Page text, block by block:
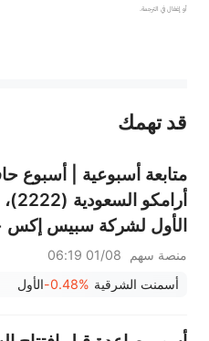
أو إغفال في الترجمة.
عند الضرورة، يرجى استشارة مستشار استثمار محترف. لا تقدم منصة سهم أي
قد تهمك
متابعة أسبوعية | أسبوع
أرامكو
الأول لشركة سبيس إكس
قيود التجميد الضخمة، نتائج
سانديسك/سناب/إيه إم
لشهر يوليو في دائرة الضوء
منصة سهم
01/08 06:19
أسمنت الشرقية -0.48%الأول